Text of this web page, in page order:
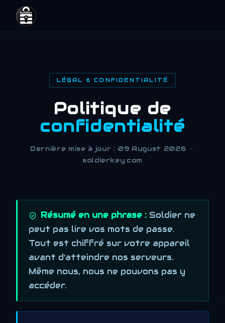
LÉGAL & CONFIDENTIALITÉ
Politique de
confidentialité
Dernière mise à jour : 09 August 2026 ·
soldierkey.com
Résumé en une phrase : Soldier ne
peut pas lire vos mots de passe.
Tout est chiffré sur votre appareil
avant d'atteindre nos serveurs.
Même nous, nous ne pouvons pas y
accéder.